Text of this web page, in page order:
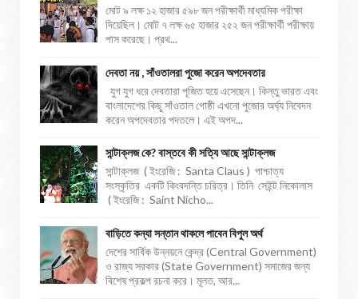
মোট ৯ লক্ষ ১২ হাজার ৫৯৮ জন পরীক্ষার্থী মাধ্যমিক পরীক্ষা
দিয়েছিল। মোট ৭ লক্ষ ৬৫ হাজার ২৫২ জন পরীক্ষার্থী পরীক্ষায়
পাস করেছে। প্রথ...
দেবতা নয় , সাঁওতালরা পুজো করেন অপদেবতার
যুগ যুগ ধরে দেবতারা পূজিত হয়ে এসেছেন। কিন্তু ভারত এবং
বাংলাদেশের কিছু সাঁওতাল গোষ্ঠী এখনো পুজোর অর্ঘ্য নিবেদন
করেন অপদেবতার পদতলে। এই অপদ...
সান্টাক্লজ কে? বাস্তবে কী সত্যি আছে সান্টাক্লজ
সান্টাক্লজ ( ইংরেজি : Santa Claus ) পাশ্চাত্য
সংস্কৃতির একটি কিংবদন্তি চরিত্র। তিনি সেইন্ট নিকোলাস
( ইংরেজি : Saint Nicho...
বাড়িতে কন্যা সন্তান থাকলে পাবেন বিপুল অর্থ
দেশের সার্বিক উন্নয়নে কেন্দ্র (Central Government)
ও রাজ্য সরকার (State Government) সমাজের জন্য
বিশেষ প্রকল্প রচনা করে। মূলত, আর...